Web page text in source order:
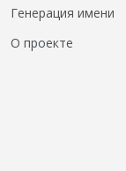
Генерация имени
О проекте